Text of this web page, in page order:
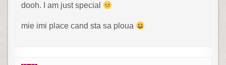
dooh. I am just special
mie imi place cand sta sa ploua